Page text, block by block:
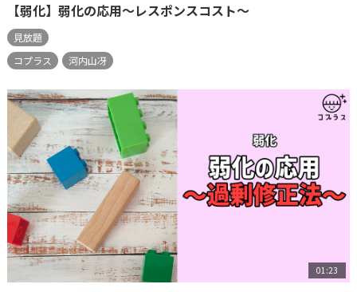
【弱化】弱化の応用～レスポンスコスト～
見放題
コプラス
河内山冴
01:23